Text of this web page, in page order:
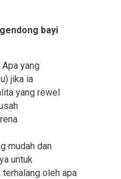
bayi
yang
jika ia
yang rewel
mudah dan
untuk
oleh apa